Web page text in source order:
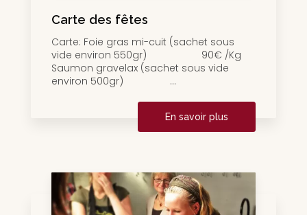
Carte des fêtes
Carte: Foie gras mi-cuit (sachet sous
vide environ 550gr) 90€ /Kg
Saumon gravelax (sachet sous vide
environ 500gr) ...
En savoir plus